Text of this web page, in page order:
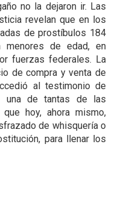
no la dejaron ir. Las
revelan que en los
de prostíbulos 184
de edad, en
fuerzas federales. La
de compra y venta de
al testimonio de
una de tantas de las
hoy, ahora mismo,
de whisquería o
para llenar los